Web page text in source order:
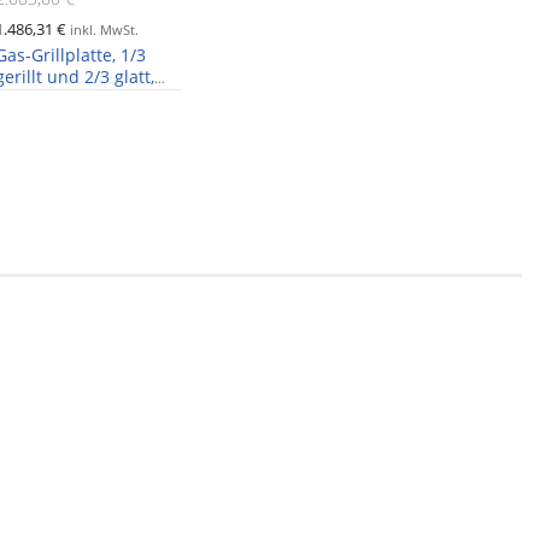
€ inkl. MwSt.
Grillplatte, 1/3
und 2/3 glatt,